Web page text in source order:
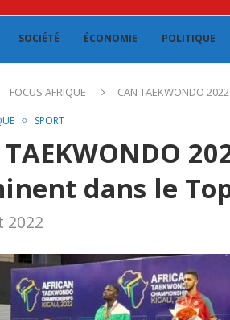
SOCIÉTÉ ÉCONOMIE POLITIQUE
FOCUS AFRIQUE CAN TAEKWONDO
SPORT
TAEKWONDO
dans le
2022